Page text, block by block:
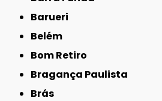
Barueri
Belém
Bom Retiro
Bragança Paulista
Brás